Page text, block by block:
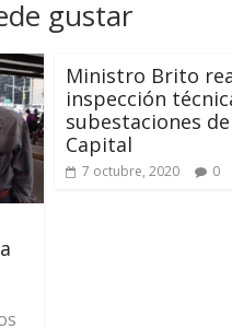
gustar
Ministro Brito
inspección
subestaciones
Capital
7 octubre, 2020 0